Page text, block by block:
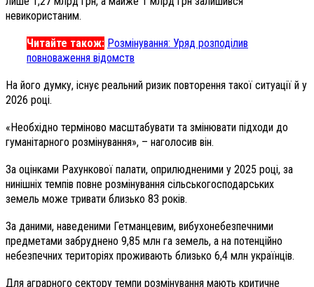
невикористаним.
Читайте також: Розмінування: Уряд розподілив
повноваження відомств
На його думку, існує реальний ризик повторення такої ситуації й у
2026 році.
«Необхідно терміново масштабувати та змінювати підходи до
гуманітарного розмінування», – наголосив він.
За оцінками Рахункової палати, оприлюдненими у 2025 році, за
нинішніх темпів повне розмінування сільськогосподарських
земель може тривати близько 83 років.
За даними, наведеними Гетманцевим, вибухонебезпечними
предметами забруднено 9,85 млн га земель, а на потенційно
небезпечних територіях проживають близько 6,4 млн українців.
Для аграрного сектору темпи розмінування мають критичне